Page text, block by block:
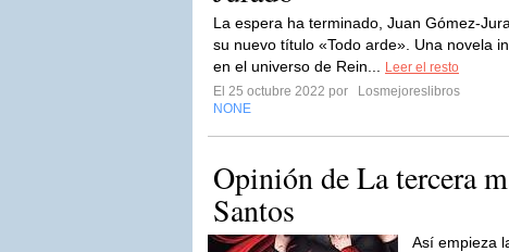
La espera ha terminado, Juan Gómez-
su nuevo título «Todo arde». Una novela
en el universo de Rein...
Leer el resto
El 25 octubre 2022 por
Losmejoreslibros
NONE
Opinión de La tercera
Santos
Así empieza